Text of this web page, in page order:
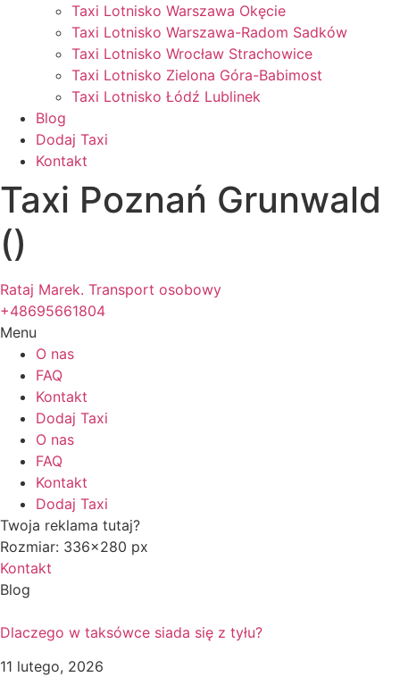
Taxi Lotnisko Warszawa Okęcie
Taxi Lotnisko Warszawa-Radom Sadków
Taxi Lotnisko Wrocław Strachowice
Taxi Lotnisko Zielona Góra-Babimost
Taxi Lotnisko Łódź Lublinek
Blog
Dodaj Taxi
Kontakt
Taxi Poznań Grunwald
()
Rataj Marek. Transport osobowy
+48695661804
Menu
O nas
FAQ
Kontakt
Dodaj Taxi
O nas
FAQ
Kontakt
Dodaj Taxi
Twoja reklama tutaj?
Rozmiar: 336x280 px
Kontakt
Blog
Dlaczego w taksówce siada się z tyłu?
11 lutego, 2026